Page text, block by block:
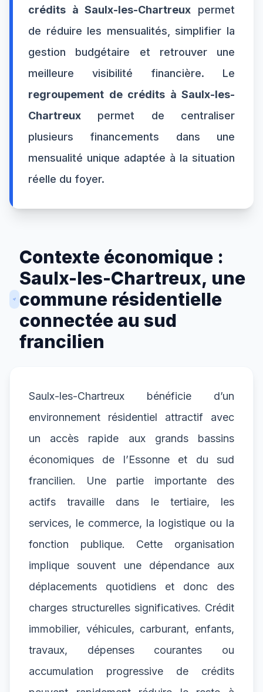
crédits à Saulx-les-Chartreux permet
de réduire les mensualités, simplifier la
gestion budgétaire et retrouver une
meilleure visibilité financière. Le
regroupement de crédits à Saulx-les-
Chartreux permet de centraliser
plusieurs financements dans une
mensualité unique adaptée à la situation
réelle du foyer.
Contexte économique :
Saulx-les-Chartreux, une
commune résidentielle
connectée au sud
francilien
Saulx-les-Chartreux bénéficie d’un
environnement résidentiel attractif avec
un accès rapide aux grands bassins
économiques de l’Essonne et du sud
francilien. Une partie importante des
actifs travaille dans le tertiaire, les
services, le commerce, la logistique ou la
fonction publique. Cette organisation
implique souvent une dépendance aux
déplacements quotidiens et donc des
charges structurelles significatives. Crédit
immobilier, véhicules, carburant, enfants,
travaux, dépenses courantes ou
accumulation progressive de crédits